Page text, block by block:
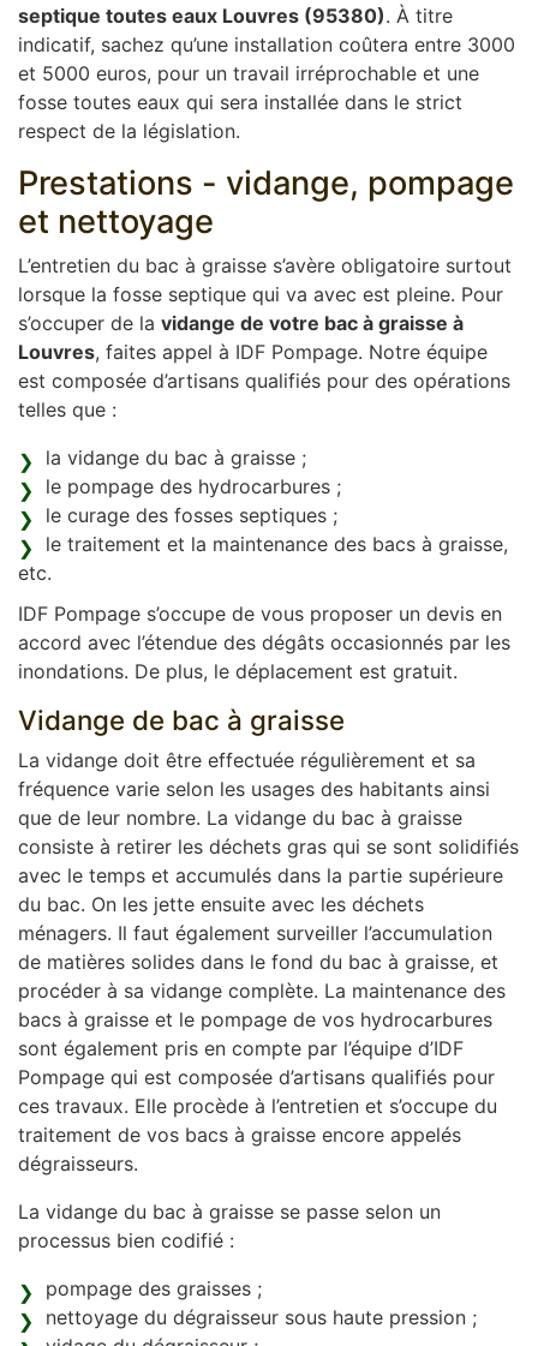
septique toutes eaux Louvres (95380). À titre
indicatif, sachez qu’une installation coûtera entre 3000
et 5000 euros, pour un travail irréprochable et une
fosse toutes eaux qui sera installée dans le strict
respect de la législation.
Prestations - vidange, pompage
et nettoyage
L’entretien du bac à graisse s’avère obligatoire surtout
lorsque la fosse septique qui va avec est pleine. Pour
s’occuper de la vidange de votre bac à graisse à
Louvres, faites appel à IDF Pompage. Notre équipe
est composée d’artisans qualifiés pour des opérations
telles que :
la vidange du bac à graisse ;
le pompage des hydrocarbures ;
le curage des fosses septiques ;
le traitement et la maintenance des bacs à graisse,
etc.
IDF Pompage s’occupe de vous proposer un devis en
accord avec l’étendue des dégâts occasionnés par les
inondations. De plus, le déplacement est gratuit.
Vidange de bac à graisse
La vidange doit être effectuée régulièrement et sa
fréquence varie selon les usages des habitants ainsi
que de leur nombre. La vidange du bac à graisse
consiste à retirer les déchets gras qui se sont solidifiés
avec le temps et accumulés dans la partie supérieure
du bac. On les jette ensuite avec les déchets
ménagers. Il faut également surveiller l’accumulation
de matières solides dans le fond du bac à graisse, et
procéder à sa vidange complète. La maintenance des
bacs à graisse et le pompage de vos hydrocarbures
sont également pris en compte par l’équipe d’IDF
Pompage qui est composée d’artisans qualifiés pour
ces travaux. Elle procède à l’entretien et s’occupe du
traitement de vos bacs à graisse encore appelés
dégraisseurs.
La vidange du bac à graisse se passe selon un
processus bien codifié :
pompage des graisses ;
nettoyage du dégraisseur sous haute pression ;